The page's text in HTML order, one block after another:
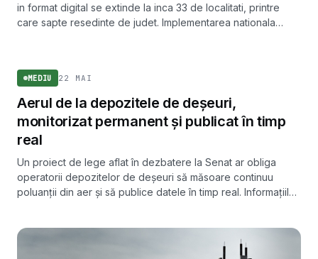
in format digital se extinde la inca 33 de localitati, printre
care sapte resedinte de judet. Implementarea nationala
MEDIU 22 MAI
Aerul de la depozitele de deșeuri,
monitorizat permanent și publicat în timp
real
Un proiect de lege aflat în dezbatere la Senat ar obliga
operatorii depozitelor de deșeuri să măsoare continuu
poluanții din aer și să publice datele în timp real. Informațiile